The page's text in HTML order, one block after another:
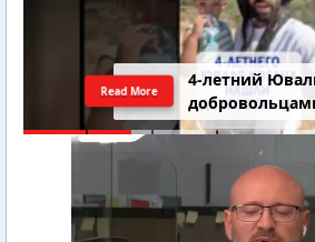
4-летний
Read More